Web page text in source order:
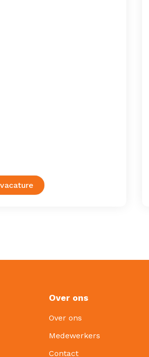
Over ons
Over ons
Medewerkers
Contact